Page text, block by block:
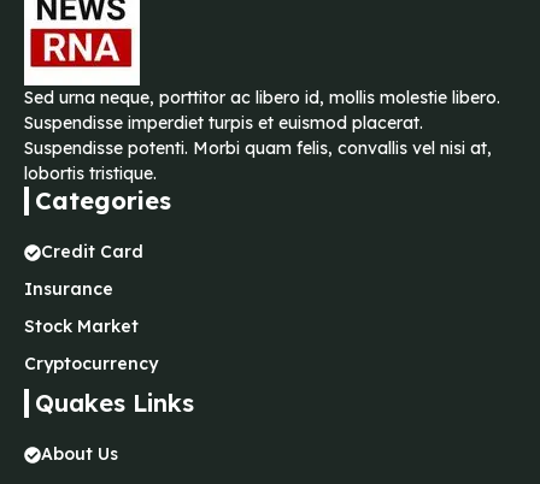
Sed urna neque, porttitor ac libero id, mollis molestie libero.
Suspendisse imperdiet turpis et euismod placerat.
Suspendisse potenti. Morbi quam felis, convallis vel nisi at,
lobortis tristique.
Categories
Credit Card
Insurance
Stock Market
Cryptocurrency
Quakes Links
About Us